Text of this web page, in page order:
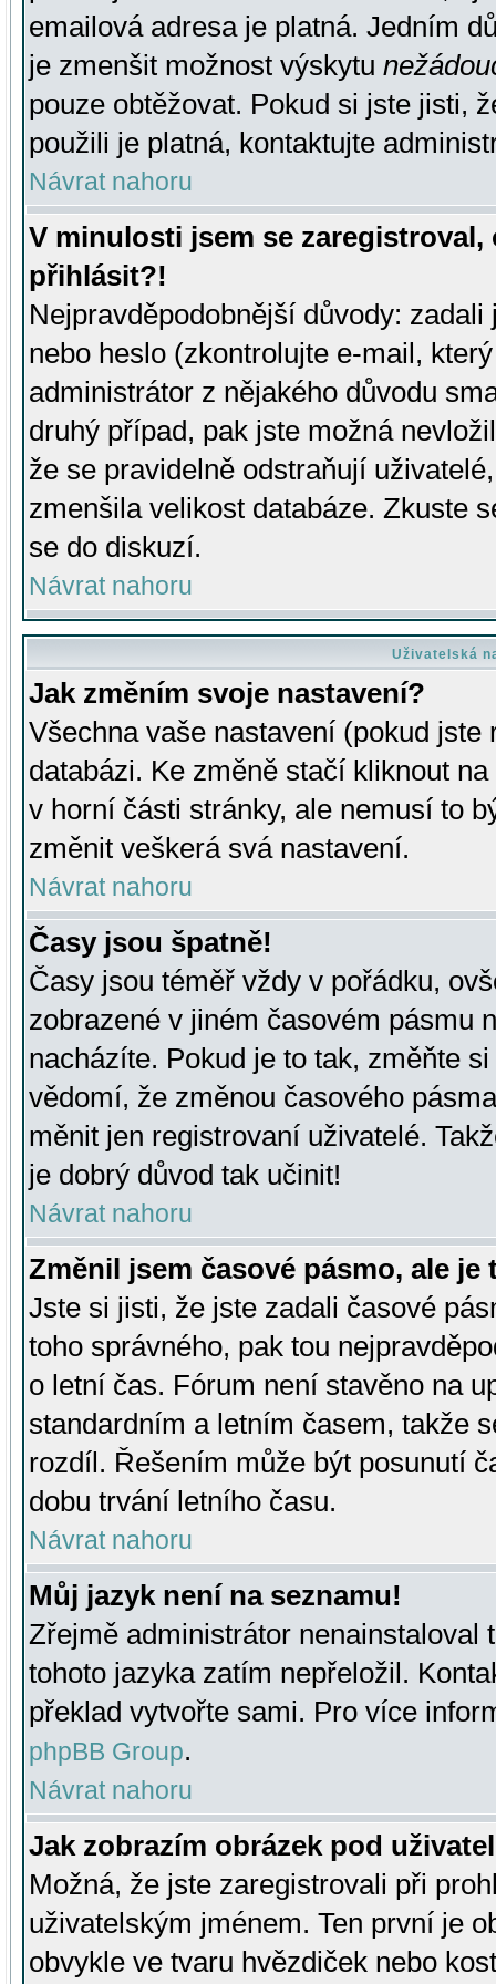
emailová adresa je platná. Jedním
je zmenšit možnost výskytu
pouze obtěžovat. Pokud si jste jisti,
použili je platná, kontaktujte
Návrat nahoru
V minulosti jsem se
přihlásit?!
Nejpravděpodobnější důvody:
nebo heslo (zkontrolujte e-mail,
administrátor z nějakého důvodu
druhý případ, pak jste možná
že se pravidelně odstraňují
zmenšila velikost databáze. Zkuste
se do diskuzí.
Návrat nahoru
Uživatelská
Jak změním svoje nastavení?
Všechna vaše nastavení (pokud
databázi. Ke změně stačí kliknout
v horní části stránky, ale nemusí to
změnit veškerá svá nastavení.
Návrat nahoru
Časy jsou špatně!
Časy jsou téměř vždy v pořádku,
zobrazené v jiném časovém pásmu
nacházíte. Pokud je to tak, změňte
vědomí, že změnou časového
měnit jen registrovaní uživatelé.
je dobrý důvod tak učinit!
Návrat nahoru
Změnil jsem časové pásmo, ale je
Jste si jisti, že jste zadali časové
toho správného, pak tou
o letní čas. Fórum není stavěno na
standardním a letním časem, takže
rozdíl. Řešením může být posunutí
dobu trvání letního času.
Návrat nahoru
Můj jazyk není na seznamu!
Zřejmě administrátor nenainstaloval
tohoto jazyka zatím nepřeložil.
překlad vytvořte sami. Pro více
phpBB Group.
Návrat nahoru
Jak zobrazím obrázek pod
Možná, že jste zaregistrovali při
uživatelským jménem. Ten první je
obvykle ve tvaru hvězdiček nebo